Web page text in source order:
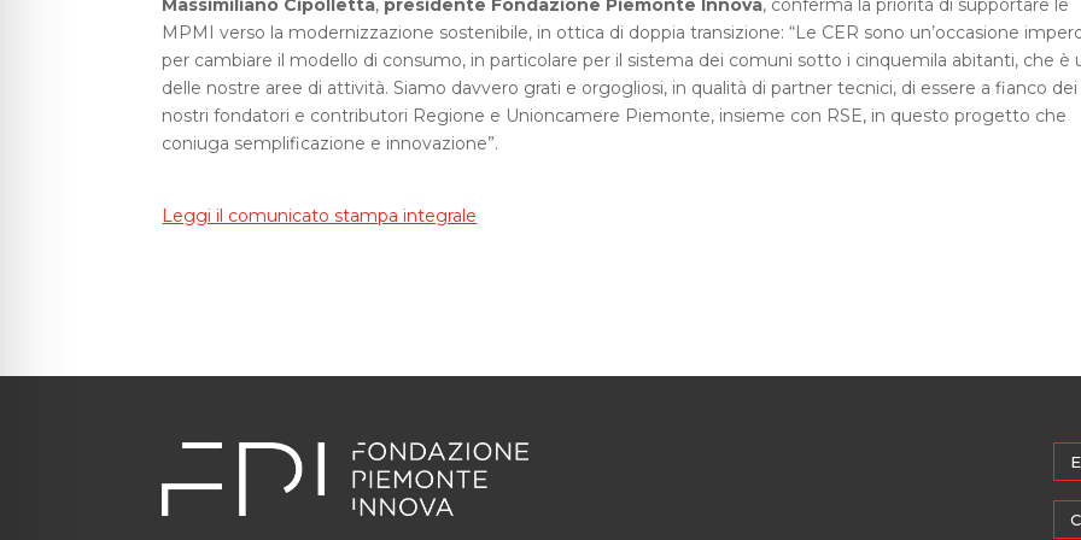
Massimiliano Cipolletta, presidente Fondazione Piemonte Innova, conferma la priorità di supportare le
MPMI verso la modernizzazione sostenibile, in ottica di doppia transizione: “Le CER sono un’occasione
per cambiare il modello di consumo, in particolare per il sistema dei comuni sotto i cinquemila abitanti, che è
delle nostre aree di attività. Siamo davvero grati e orgogliosi, in qualità di partner tecnici, di essere a fianco dei
nostri fondatori e contributori Regione e Unioncamere Piemonte, insieme con RSE, in questo progetto che
coniuga semplificazione e innovazione”.
Leggi il comunicato stampa integrale